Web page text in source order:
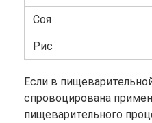
Соя
Рис
Если в
спровоцирована
пищеварительного